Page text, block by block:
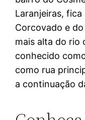
Laranjeiras,
Corcovado e
mais alta do rio
conhecido
como rua
a continuação